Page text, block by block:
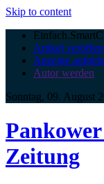
Skip to content
Artikel
Anzeige
Autor werden
Sonntag, 09. August
Zeitung